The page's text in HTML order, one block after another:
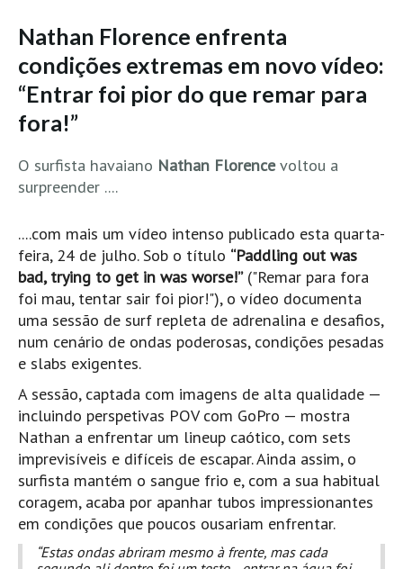
MINHO
Moledo HD
Vila Praia de Âncora HD
Ofir
GRANDE PORTO
Póvoa de Varzim - Ferrari HD
Azurara HD
Praia de Árvore - Areal HD
Mindelo
Mindelo meia laranja HD
Pedras do Corgo - Melanina HD
Cabo do Mundo HD
Leça - L'Kodak (Aterro) HD
Leça da Palmeira HD
Leça da Palmeira bar Oscar HD
Matosinhos HD
Nathan Florence enfrenta
condições extremas em novo vídeo:
“Entrar foi pior do que remar para
fora!”
O surfista havaiano Nathan Florencevoltou a
surpreender ....
....com mais um vídeo intenso publicado esta quarta-
feira, 24 de julho. Sob o título “Paddling out was
bad, trying to get in was worse!”("Remar para fora
foi mau, tentar sair foi pior!"), o vídeo documenta
uma sessão de surf repleta de adrenalina e desafios,
num cenário de ondas poderosas, condições pesadas
e slabs exigentes.
A sessão, captada com imagens de alta qualidade —
incluindo perspetivas POV com GoPro — mostra
Nathan a enfrentar um lineup caótico, com sets
imprevisíveis e difíceis de escapar. Ainda assim, o
surfista mantém o sangue frio e, com a sua habitual
coragem, acaba por apanhar tubos impressionantes
em condições que poucos ousariam enfrentar.
“Estas ondas abriram mesmo à frente, mas cada